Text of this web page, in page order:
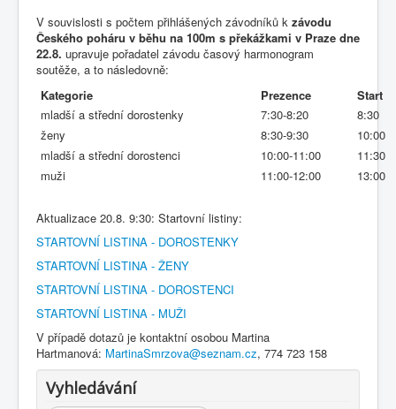
V souvislosti s počtem přihlášených závodníků k závodu
Českého poháru v běhu na 100m s překážkami v Praze dne
22.8. upravuje pořadatel závodu časový harmonogram
soutěže, a to následovně:
Kategorie
Prezence
Start
mladší a střední dorostenky
7:30-8:20
8:30
ženy
8:30-9:30
10:00
mladší a střední dorostenci
10:00-11:00
11:30
muži
11:00-12:00 13:00
Aktualizace 20.8. 9:30: Startovní listiny:
STARTOVNÍ LISTINA - DOROSTENKY
STARTOVNÍ LISTINA - ŽENY
STARTOVNÍ LISTINA - DOROSTENCI
STARTOVNÍ LISTINA - MUŽI
V případě dotazů je kontaktní osobou Martina
Hartmanová: MartinaSmrzova@seznam.cz, 774 723 158
Vyhledávání